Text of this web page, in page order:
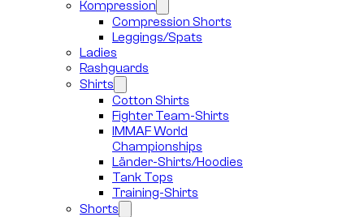
Kompression
Compression Shorts
Leggings/Spats
Ladies
Rashguards
Shirts
Cotton Shirts
Fighter Team-Shirts
IMMAF World
Championships
Länder-Shirts/Hoodies
Tank Tops
Training-Shirts
Shorts